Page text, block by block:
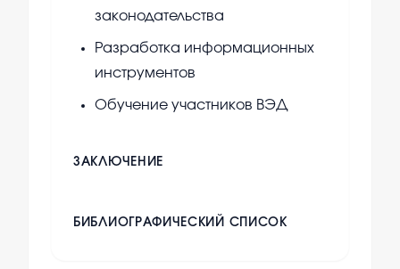
законодательства
Разработка информационных
инструментов
Обучение участников ВЭД
ЗАКЛЮЧЕНИЕ
БИБЛИОГРАФИЧЕСКИЙ СПИСОК